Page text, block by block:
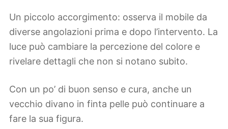
Un piccolo accorgimento: osserva il mobile da
diverse angolazioni prima e dopo l’intervento. La
luce può cambiare la percezione del colore e
rivelare dettagli che non si notano subito.
Con un po’ di buon senso e cura, anche un
vecchio divano in finta pelle può continuare a
fare la sua figura.